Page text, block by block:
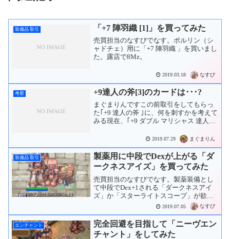
装備品 取引 「+7 陣羽織 [1]」を買ってみた
売買担当のなすびでなす。ポルリン（シ
ャドチェ）用に「+7 陣羽織 」を買いまし
た。露店で8Mz。
2019.03.18 なすび
考察 +9達人の斧[3]のカードは･･･?
まぐまりんですこの前取引をしてもらっ
た｢+9 達人の斧 ｣に、何を刺すかを考えて
みる現在、｢+9 ダブル マリシャス 達人の
ド受け継ぎがあった時、刺し直そうとは
思っているが、あと1スロット空くから、
ど...
2019.07.29 まぐまりん
装備品 取引
製薬用に中段でDexが上がる「ダ
ークネスアイズ」を買ってみた
売買担当のなすびでなす。製薬装備とし
て中段でDex+1される「ダークネスアイ
ズ」か「スターライトスコープ」が欲し
いと思いました。しばらくして入室音。
というわけで、今度は「ダークネスアイ
ズ」を2Mzで購入しました。というわけ
でポリン入りには「...
2019.07.05 なすび
エンチャント
完全回避を目指して「ニーヴエン
チャント」をしてみた